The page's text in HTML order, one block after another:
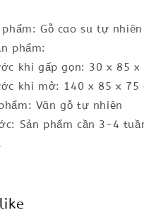
Gỗ cao su tự nhiên
phẩm:
khi gấp gọn: 30 x 85 x
khi mở: 140 x 85 x 75
Vân gỗ tự nhiên
Sản phẩm cần 3-4